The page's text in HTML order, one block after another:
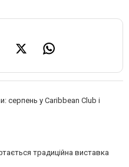
серпень у Caribbean Club і
традиційна виставка